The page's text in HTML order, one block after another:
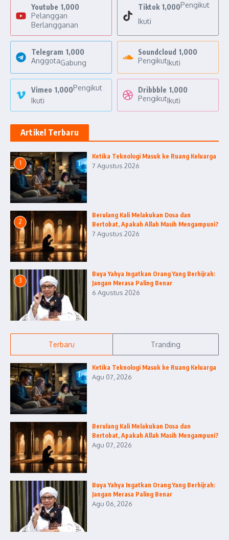
Youtube 1,000
Pelanggan
Berlangganan
Tiktok 1,000Pengikut
Ikuti
Telegram 1,000
AnggotaGabung
Soundcloud 1,000
PengikutIkuti
Vimeo 1,000Pengikut
Ikuti
Dribbble 1,000
PengikutIkuti
Artikel Terbaru
1
Ketika Teknologi Masuk ke Ruang Keluarga
7 Agustus 2026
2
Berulang Kali Melakukan Dosa dan
Bertobat, Apakah Allah Masih Mengampuni?
7 Agustus 2026
3
Buya Yahya Ingatkan Orang Yang Berhijrah:
Jangan Merasa Paling Benar
6 Agustus 2026
Terbaru Tranding
Ketika Teknologi Masuk ke Ruang Keluarga
Agu 07, 2026
Berulang Kali Melakukan Dosa dan
Bertobat, Apakah Allah Masih Mengampuni?
Agu 07, 2026
Buya Yahya Ingatkan Orang Yang Berhijrah:
Jangan Merasa Paling Benar
Agu 06, 2026